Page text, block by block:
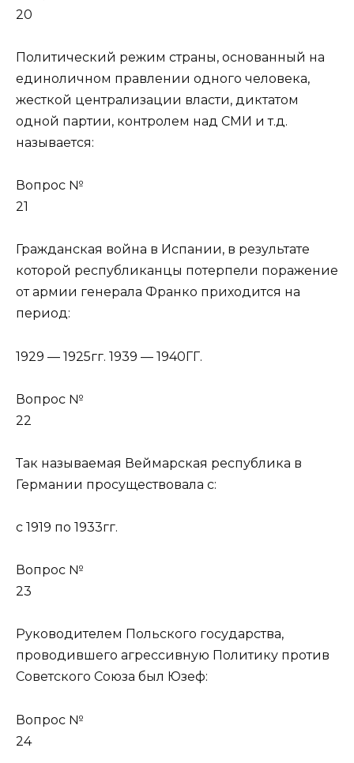
20
Политический режим страны, основанный на
единоличном правлении одного человека,
жесткой централизации власти, диктатом
одной партии, контролем над СМИ и т.д.
называется:
Вопрос №
21
Гражданская война в Испании, в результате
которой республиканцы потерпели поражение
от армии генерала Франко приходится на
период:
1929 — 1925гг. 1939 — 1940ГГ.
Вопрос №
22
Так называемая Веймарская республика в
Германии просуществовала с:
с 1919 по 1933гг.
Вопрос №
23
Руководителем Польского государства,
проводившего агрессивную Политику против
Советского Союза был Юзеф:
Вопрос №
24